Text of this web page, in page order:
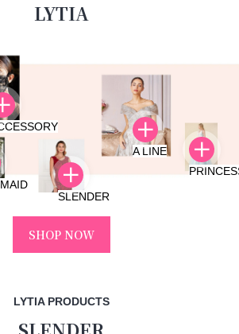
LYTIA
SLENDER
A LINE
SHOP NOW
LYTIA PRODUCTS